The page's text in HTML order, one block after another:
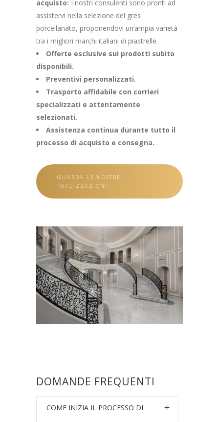
acquisto: I nostri consulenti sono pronti ad
assistervi nella selezione del gres
porcellanato, proponendovi un’ampia varietà
tra i migliori marchi italiani di piastrelle.
Offerte esclusive sui prodotti subito
disponibili.
Preventivi personalizzati.
Trasporto affidabile con corrieri
specializzati e attentamente
selezionati.
Assistenza continua durante tutto il
processo di acquisto e consegna.
GUARDA LE NOSTRE
REALIZZAZIONI
DOMANDE FREQUENTI
COME INIZIA IL PROCESSO DI